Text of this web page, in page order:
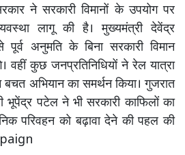
ने सरकारी विमानों के उपयोग पर
लागू की है। मुख्यमंत्री देवेंद्र
अनुमति के बिना सरकारी विमान
वहीं कुछ जनप्रतिनिधियों ने रेल यात्रा
अभियान का समर्थन किया। गुजरात
भूपेंद्र पटेल ने भी सरकारी काफिलों का
परिवहन को बढ़ावा देने की पहल की